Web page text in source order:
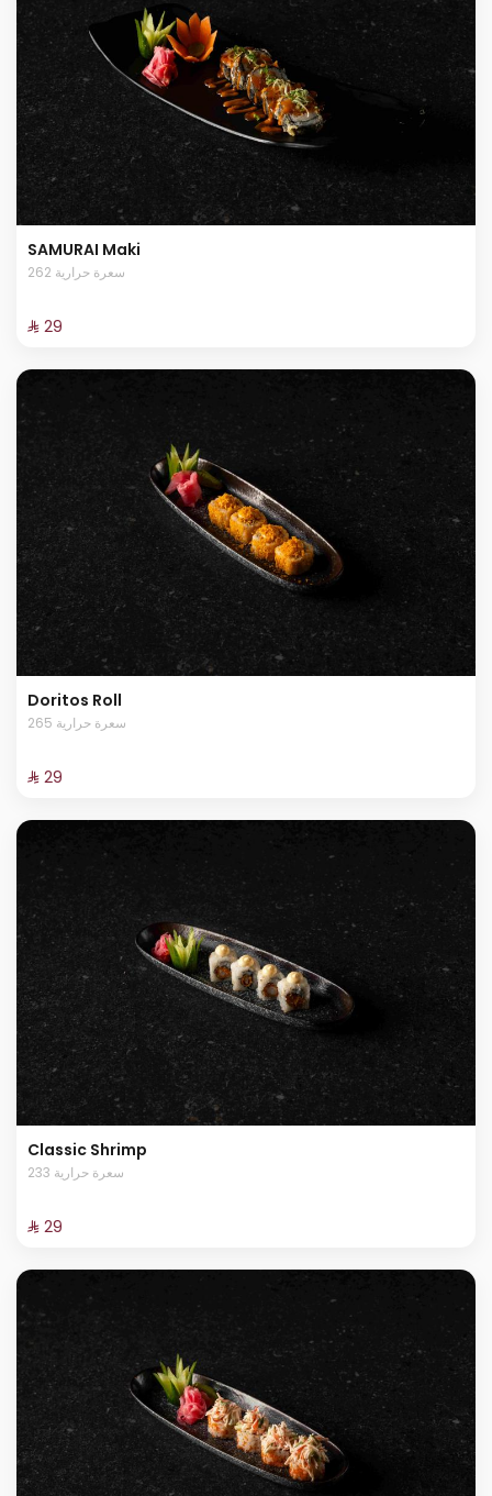
SAMURAI Maki
262 سعرة حرارية
⁨⁦‪‬ 29⁩
Doritos Roll
265 سعرة حرارية
⁨⁦‪‬ 29⁩
Classic Shrimp
233 سعرة حرارية
⁨⁦‪‬ 29⁩